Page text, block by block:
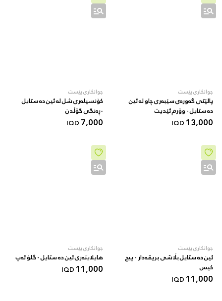
جوانکاری پێست
پالێتی گەورەی سێبەری چاو لە ئین
دە ستایل - وۆرم ئێدیت
13,000
IQD
جوانکاری پێست
کۆنسیلەری شل لە ئین دە ستایل
-ڕەنگی گۆڵدن
7,000
IQD
جوانکاری پێست
ئین دە ستایل بڵاشی بریقەدار - پیچ
کیس
11,000
IQD
جوانکاری پێست
هایلایتەری ئین دە ستایل - گلۆ ئەپ
11,000
IQD